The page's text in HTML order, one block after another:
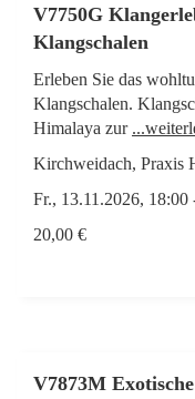
V7750G
Klangschalen
Erleben Sie das
Klangschalen.
Himalaya zur
Kirchweidach, Praxis
Fr., 13.11.2026,
20,00 €
V7873M